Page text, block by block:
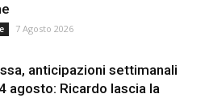
7 Agosto 2026
anticipazioni settimanali
agosto: Ricardo lascia la